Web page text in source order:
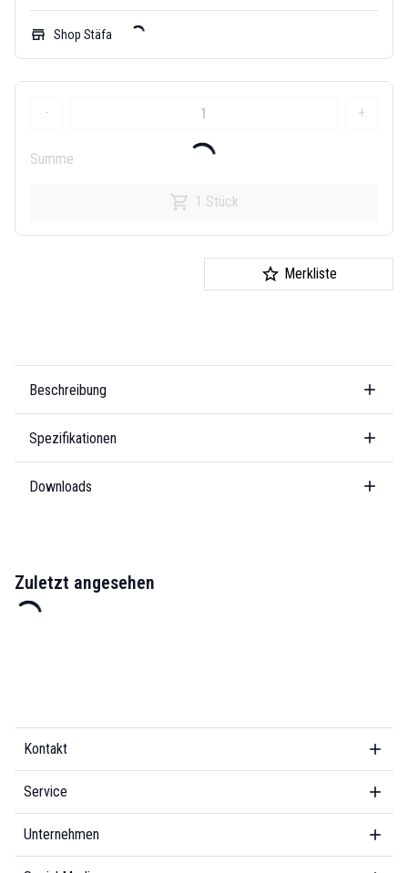
store Shop Stäfa
- +
Summe
1 Stück
Merkliste
Beschreibung
Spezifikationen
Downloads
Zuletzt angesehen
Kontakt
Service
Unternehmen